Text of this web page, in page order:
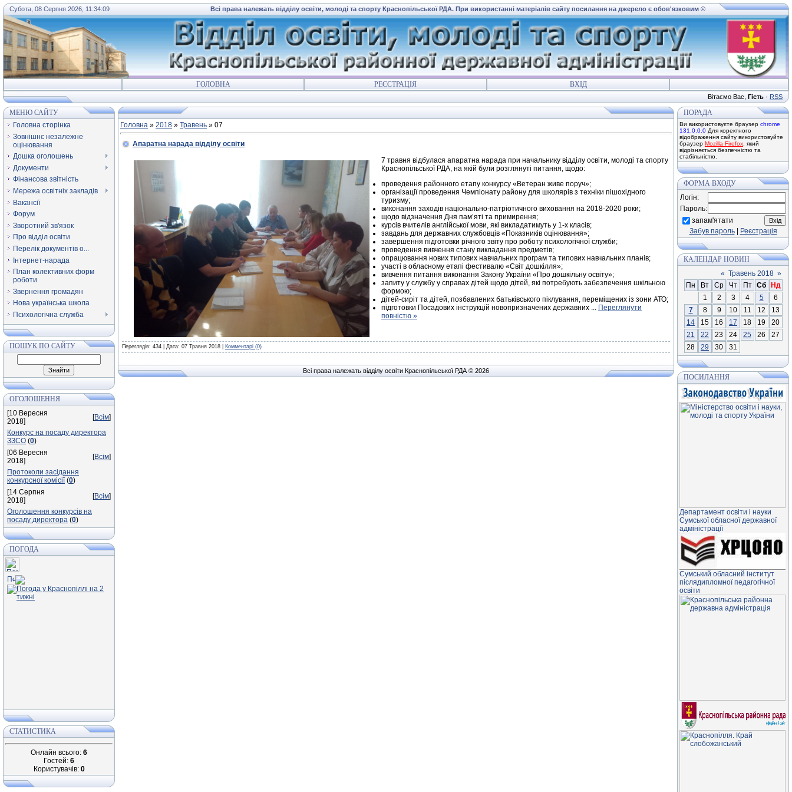
Субота, 08 Серпня 2026, 11:34:09 Всі права належать відділу освіти, молоді та спорту Краснопільської РДА. При використанні матеріалів сайту посилання на джерело є обов'язковим ©
ГОЛОВНА РЕЄСТРАЦІЯ ВХІД
Вітаємо Вас Гість · RSS
МЕНЮ САЙТУ
Головна сторінка
Зовнішнє незалежне
оцінювання
Дошка оголошень
Документи
Фінансова звітність
Мережа освітніх закладів
Вакансії
Форум
Зворотний зв'язок
Про відділ освіти
Перелік документів о...
Інтернет-нарада
План колективних форм
роботи
Звернення громадян
Нова українська школа
Психологічна служба
ПОШУК ПО САЙТУ
ОГОЛОШЕННЯ
[10 Вересня
2018]
[Всім]
Конкурс на посаду директора
ЗЗСО (0)
[06 Вересня
2018]
[Всім]
Протоколи засідання
конкурсної комісії (0)
[14 Серпня
2018]
[Всім]
Оголошення конкурсів на
посаду директора (0)
ПОГОДА
СТАТИСТИКА
Онлайн всього: 6
Гостей: 6
Користувачів: 0
Головна » 2018 » Травень » 07
Апаратна нарада відділу освіти
7 травня відбулася апаратна нарада при начальнику відділу освіти, молоді та спорту
Краснопільської РДА, на якій були розглянуті питання, щодо:
проведення районного етапу конкурсу «Ветеран живе поруч»;
організації проведення Чемпіонату району для школярів з техніки пішохідного
туризму;
виконання заходів національно-патріотичного виховання на 2018-2020 роки;
щодо відзначення Дня пам’яті та примирення;
курсів вчителів англійської мови, які викладатимуть у 1-х класів;
завдань для державних службовців «Показників оцінювання»;
завершення підготовки річного звіту про роботу психологічної служби;
проведення вивчення стану викладання предметів;
опрацювання нових типових навчальних програм та типових навчальних планів;
участі в обласному етапі фестивалю «Світ дошкілля»;
вивчення питання виконання Закону України «Про дошкільну освіту»;
запиту у службу у справах дітей щодо дітей, які потребують забезпечення шкільною
формою;
дітей-сиріт та дітей, позбавлених батьківського піклування, переміщених із зони АТО;
підготовки Посадових інструкцій новопризначених державних ... Переглянути
повністю »
Переглядів: 434 | Дата: 07 Травня 2018 Комментарі (0)
Всі права належать відділу освіти Краснопільської РДА © 2026
ПОРАДА
Ви використовуєте браузер chrome
131.0.0.0 Для коректного
відображення сайту використовуйте
браузер Mozilla Firefox , який
відрізняється безпечністю та
стабільністю.
ФОРМА ВХОДУ
Логін:
Пароль:
запам'ятати
Забув пароль| Реєстрація
КАЛЕНДАР НОВИН
« Травень 2018 »
Пн
Вт Ср Чт Пт Сб
Нд
1
2 3 4 5
6
7
8 9 10 11 12
13
14
15 16 17 18 19
20
21
22 23 24 25 26
27
28
29 30 31
ПОСИЛАННЯ
Департамент освiти і науки
Сумської обласної державної
адміністрації
Сумський обласний інститут
післядипломної педагогічної
освіти